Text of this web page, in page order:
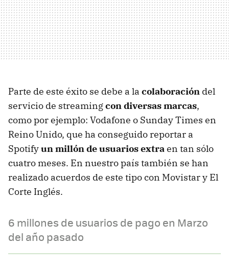
Parte de este éxito se debe a la colaboración del
servicio de streamingcon diversas marcas,
como por ejemplo: Vodafone o Sunday Times en
Reino Unido, que ha conseguido reportar a
Spotifyun millón de usuarios extraen tan sólo
cuatro meses. En nuestro país también se han
realizado acuerdos de este tipo con Movistar y El
Corte Inglés.
6 millones de usuarios de pago en Marzo
del año pasado